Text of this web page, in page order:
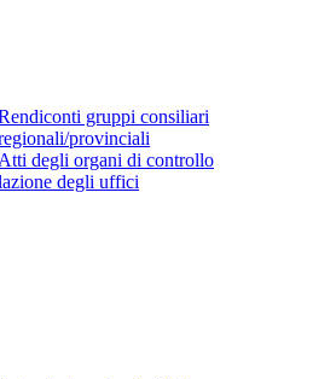
gruppi consiliari
provinciali
Atti degli organi di controllo
degli uffici